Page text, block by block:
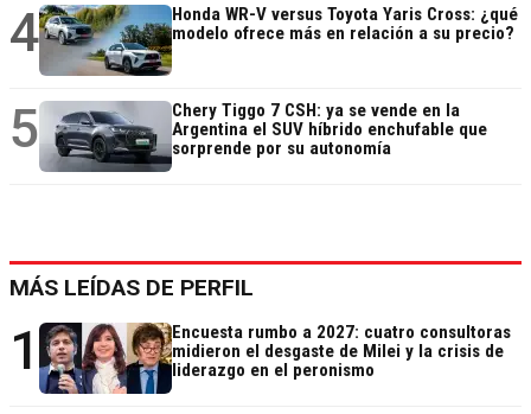
4
Honda WR-V versus Toyota Yaris Cross: ¿qué
modelo ofrece más en relación a su precio?
5
Chery Tiggo 7 CSH: ya se vende en la
Argentina el SUV híbrido enchufable que
sorprende por su autonomía
MÁS LEÍDAS DE PERFIL
1
Encuesta rumbo a 2027: cuatro consultoras
midieron el desgaste de Milei y la crisis de
liderazgo en el peronismo